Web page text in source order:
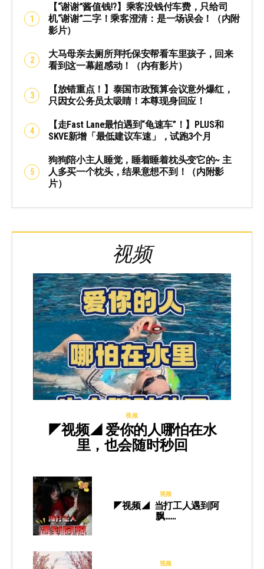
【“谢谢”酱值钱⁉️】乘客没钱付车费，只给司
机“谢谢”二字！乘客澄清：是一场误会！（内附
影片）
大马母亲去厕所拜托保安帮看车里孩子，回来
看到这一幕超感动！（内有影片）
【放错重点！】泰国市政预算会议意外爆红，
只因女公务员太吸睛！本尊现身回应！
【走Fast Lane最怕遇到“龟速车”！】PLUS和
SKVE新增「最低建议车速」，试跑3个月
狗狗陪小主人睡觉，睡着睡着枕头变它的~ 主
人多买一个枕头，结果意想不到！（内附影
片）
视频
视频
◤视频◢ 爱你的人哪怕在水
里，也会随时秒回
视频
◤视频◢ 当打工人遇到阿
飘……
视频